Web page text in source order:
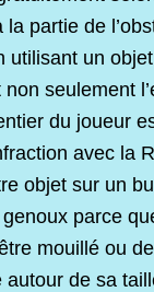
la partie de
un
seulement
du joueur
avec la
objet sur un
parce
mouillé ou
de sa